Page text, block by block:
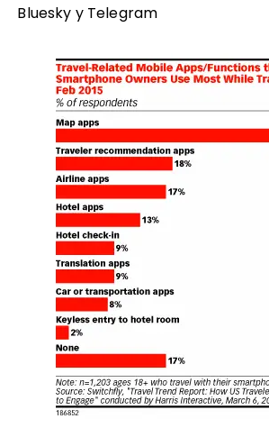
Bluesky y Telegram